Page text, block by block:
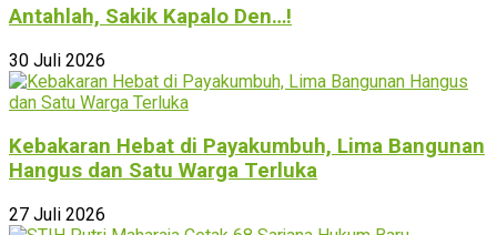
Antahlah, Sakik Kapalo Den…!
30 Juli 2026
Kebakaran Hebat di Payakumbuh, Lima Bangunan
Hangus dan Satu Warga Terluka
27 Juli 2026